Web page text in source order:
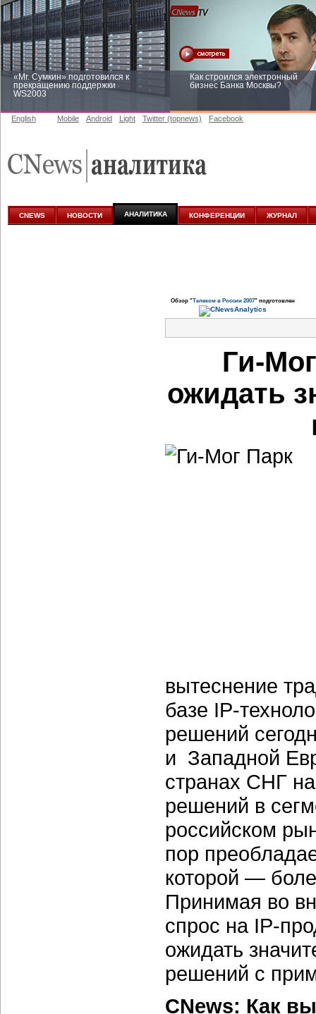
«Mr. Сумкин» подготовился к
прекращению поддержки
WS2003
Как строился электронный
бизнес Банка Москвы?
аналитике
English Mobile Android Light Twitter (topnews) Facebook
CNEWS НОВОСТИ АНАЛИТИКА КОНФЕРЕНЦИИ ЖУРНАЛ
Обзор "Телеком в России 2007" подготовлен
Ги-
ожидать
вытеснение
базе IP-
решений
и Западной
странах СНГ
решений в
российском
пор
которой —
Принимая во
спрос на IP-
ожидать
решений с
CNews: Как